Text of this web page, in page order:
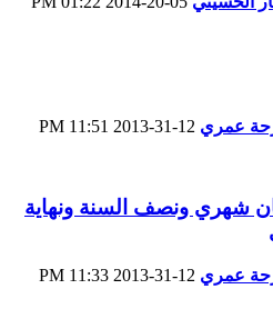
عمري
11:51 PM
شهري ونصف السنة ونهاية
عمري
11:33 PM